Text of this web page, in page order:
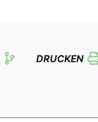
DRUCKEN